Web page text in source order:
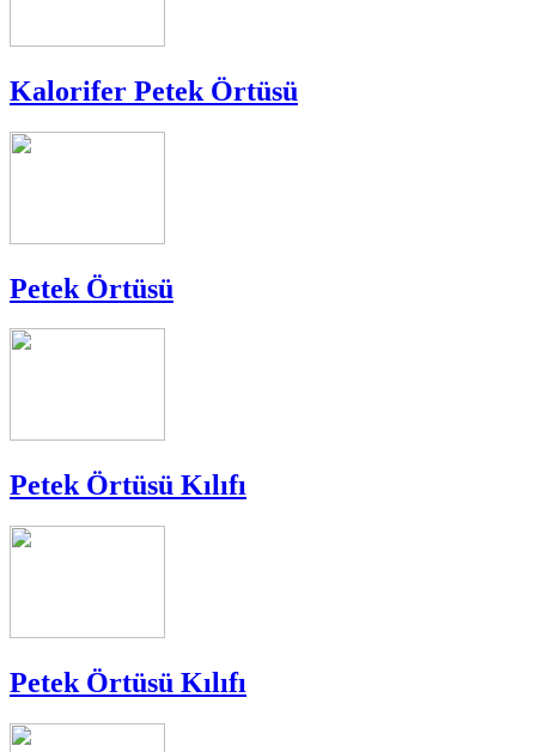
Kalorifer Petek Örtüsü
Petek Örtüsü
Petek Örtüsü Kılıfı
Petek Örtüsü Kılıfı